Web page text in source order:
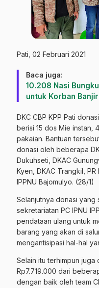
Pati, 02 Februari 2021
Baca juga:
10.208 Nasi
untuk Korban Banjir
DKC CBP KPP Pati
berisi 15 dos Mie instan,
pakaian. Bantuan
donasi oleh beberapa
Dukuhseti, DKAC
Kyen, DKAC Trangkil, PR
IPPNU Bajomulyo. (28/1)
Selanjutnya donasi yang
sekretariatan PC IPNU
pendataan ulang untuk
barang yang akan di
mengantisipasi hal-hal
Selain itu terhimpun juga
Rp7.719.000 dari
dengan baik oleh team